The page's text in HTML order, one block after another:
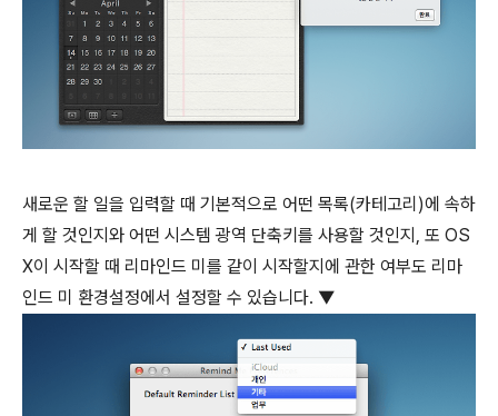
새로운 할 일을 입력할 때 기본적으로 어떤 목록(카테고리)에 속하
게 할 것인지와 어떤 시스템 광역 단축키를 사용할 것인지, 또 OS
X이 시작할 때 리마인드 미를 같이 시작할지에 관한 여부도 리마
인드 미 환경설정에서 설정할 수 있습니다. ▼